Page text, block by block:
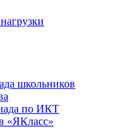
школьников
по ИКТ
«ЯКласс»